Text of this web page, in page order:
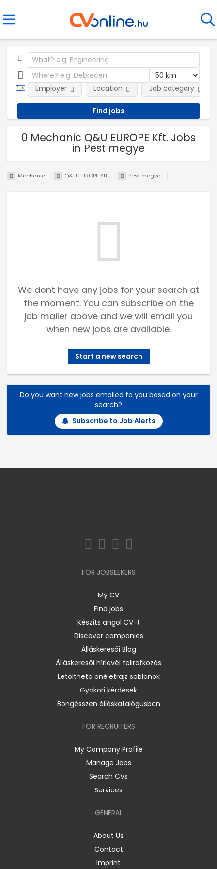
Employer Location Job category
0 Mechanic Q&U EUROPE Kft. Jobs
in Pest megye
Mechanic Q&U EUROPE Kft. Pest megye
We dont have any jobs for your search at
the moment. You can subscribe on the
job mailer above and we will email you
when new jobs are available.
Start a new search
Do you want new jobs emailed to you based on your
search?
Subscribe to Job Alerts
FOR JOBSEEKERS
My CV
Find jobs
Készíts angol CV-t
Discover companies
Álláskeresői Blog
Álláskeresői hírlevél feliratkozás
Letölthető önéletrajz sablonok
Gyakori kérdések
Böngésszen álláskatalógusban
FOR RECRUITERS
My Company Profile
Manage Jobs
Search CVs
Services
GENERAL
About Us
Contact
Imprint